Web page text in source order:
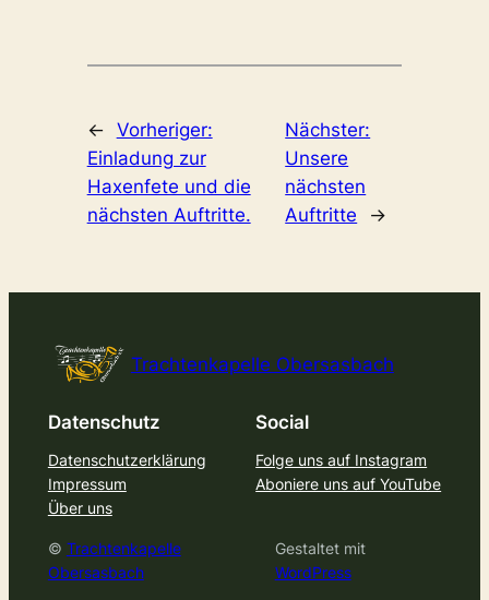
← Vorheriger:
Einladung zur
Haxenfete und die
nächsten Auftritte.
Nächster:
Unsere
nächsten
Auftritte
→
Trachtenkapelle Obersasbach
Datenschutz
Datenschutzerklärung
Impressum
Über uns
Social
Folge uns auf Instagram
Aboniere uns auf YouTube
© Trachtenkapelle
Obersasbach
Gestaltet mit
WordPress